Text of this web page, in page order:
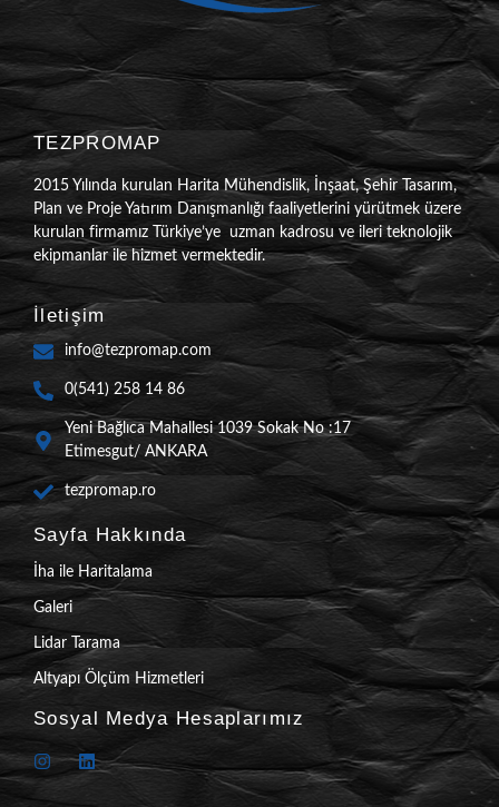
TEZPROMAP
2015 Yılında kurulan Harita Mühendislik, İnşaat, Şehir Tasarım,
Plan ve Proje Yatırım Danışmanlığı faaliyetlerini yürütmek üzere
kurulan firmamız Türkiye’ye uzman kadrosu ve ileri teknolojik
ekipmanlar ile hizmet vermektedir.
İletişim
info@tezpromap.com
0(541) 258 14 86
Yeni Bağlıca Mahallesi 1039 Sokak No :17
Etimesgut/ ANKARA
tezpromap.ro
Sayfa Hakkında
İha ile Haritalama
Galeri
Lidar Tarama
Altyapı Ölçüm Hizmetleri
Sosyal Medya Hesaplarımız